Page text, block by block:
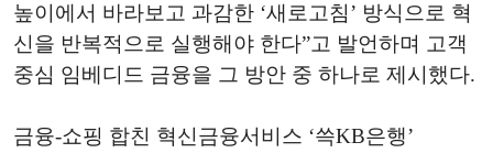
높이에서 바라보고 과감한 ‘새로고침’ 방식으로 혁
신을 반복적으로 실행해야 한다”고 발언하며 고객
중심 임베디드 금융을 그 방안 중 하나로 제시했다.
금융-쇼핑 합친 혁신금융서비스 ‘쓱KB은행’